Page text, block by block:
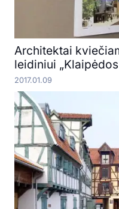
Architektai
leidiniui
2017.01.09